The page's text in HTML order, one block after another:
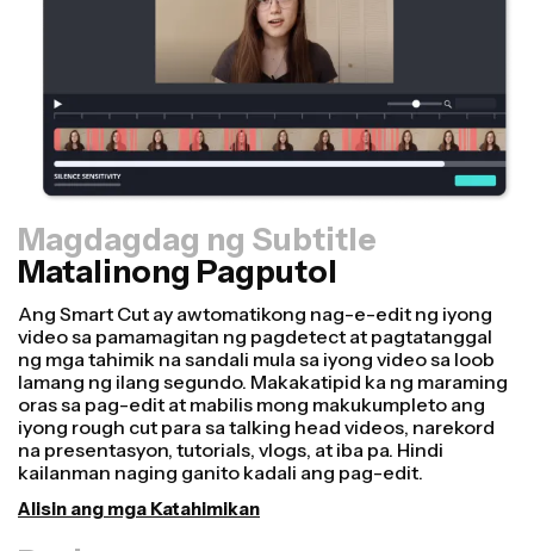
Magdagdag ng Subtitle
Matalinong Pagputol
Resizer
Gumawa ng mga video nang mas mabilis at mas
propesyonal gamit ang aming Resize Canvas feature!
Sa ilang mga click lamang, maaari kang kumuha ng
isang video at i-adjust ito para maging tamang laki para
sa iba't ibang platform, maging ito para sa TikTok,
Youtube, Instagram, Twitter, Linkedin, o kahit saan pa
man.
I-resize ang Video